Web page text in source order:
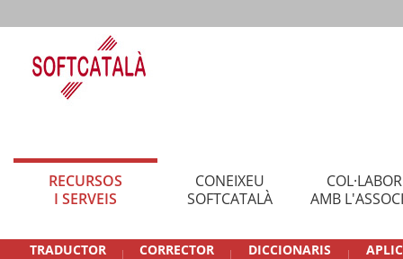
RECURSOS
I SERVEIS
CONEIXEU
SOFTCATALÀ
AMB
TRADUCTOR CORRECTOR DICCIONARIS